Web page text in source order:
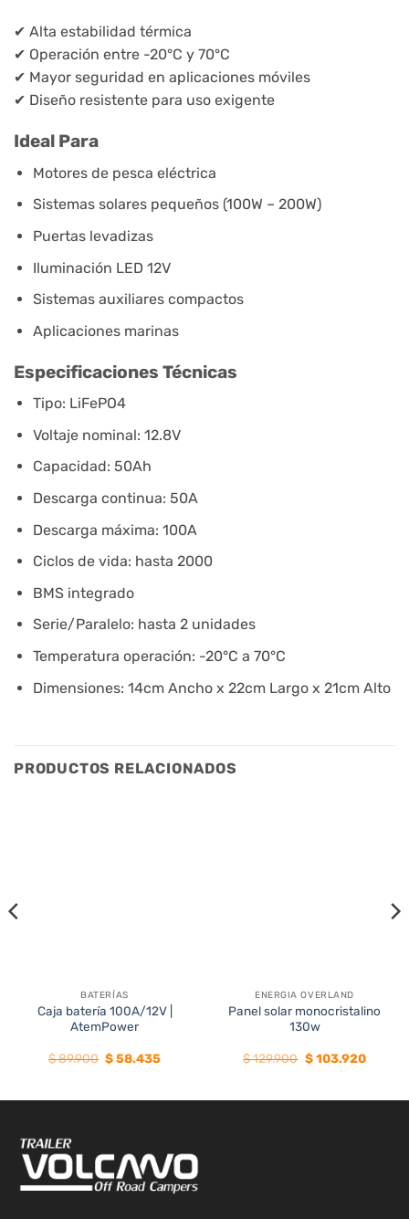
✔ Alta estabilidad térmica
✔ Operación entre -20°C y 70°C
✔ Mayor seguridad en aplicaciones móviles
✔ Diseño resistente para uso exigente
Ideal Para
Motores de pesca eléctrica
Sistemas solares pequeños (100W – 200W)
Puertas levadizas
Iluminación LED 12V
Sistemas auxiliares compactos
Aplicaciones marinas
Especificaciones Técnicas
Tipo: LiFePO4
Voltaje nominal: 12.8V
Capacidad: 50Ah
Descarga continua: 50A
Descarga máxima: 100A
Ciclos de vida: hasta 2000
BMS integrado
Serie/Paralelo: hasta 2 unidades
Temperatura operación: -20°C a 70°C
Dimensiones: 14cm Ancho x 22cm Largo x 21cm Alto
PRODUCTOS RELACIONADOS
35%
BATERÍAS
Caja batería 100A/12V |
AtemPower
$89.900 El
precio
$ 89.900.
$58.435El
$ 58.435.
20%
ENERGIA OVERLAND
Panel solar monocristalino
130w
$129.900 El
precio
$ 129.900.
$103.920El
$